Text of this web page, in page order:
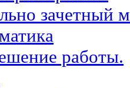
зачетный
работы.